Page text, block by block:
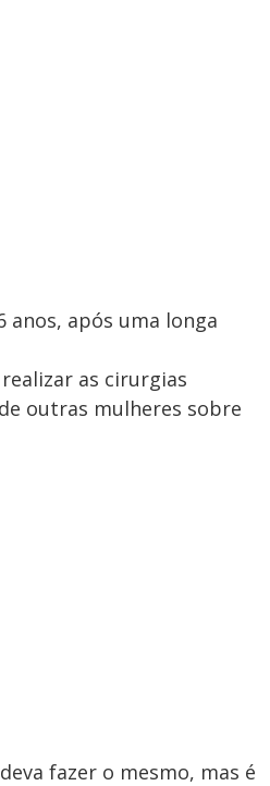
anos, após uma longa
as cirurgias
outras mulheres sobre
fazer o mesmo, mas é